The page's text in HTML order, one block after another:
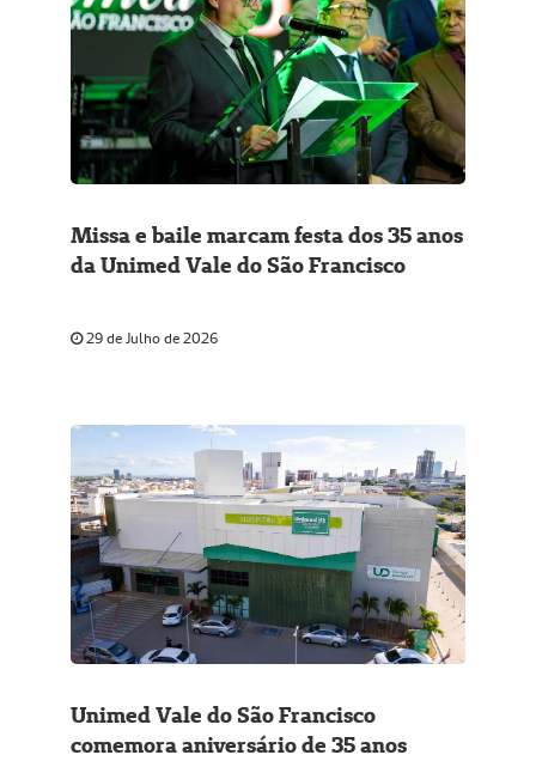
Missa e baile marcam festa dos 35 anos
da Unimed Vale do São Francisco
29 de Julho de 2026
Unimed Vale do São Francisco
comemora aniversário de 35 anos